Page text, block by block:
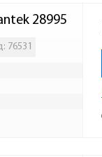
28995
76531